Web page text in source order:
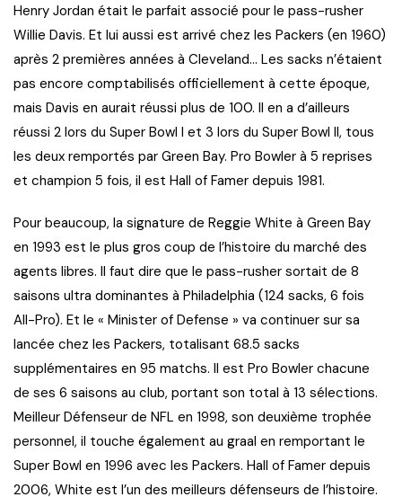
Henry Jordan était le parfait associé pour le pass-rusher
Willie Davis. Et lui aussi est arrivé chez les Packers (en 1960)
après 2 premières années à Cleveland… Les sacks n’étaient
pas encore comptabilisés officiellement à cette époque,
mais Davis en aurait réussi plus de 100. Il en a d’ailleurs
réussi 2 lors du Super Bowl I et 3 lors du Super Bowl II, tous
les deux remportés par Green Bay. Pro Bowler à 5 reprises
et champion 5 fois, il est Hall of Famer depuis 1981.
Pour beaucoup, la signature de Reggie White à Green Bay
en 1993 est le plus gros coup de l’histoire du marché des
agents libres. Il faut dire que le pass-rusher sortait de 8
saisons ultra dominantes à Philadelphia (124 sacks, 6 fois
All-Pro). Et le « Minister of Defense » va continuer sur sa
lancée chez les Packers, totalisant 68.5 sacks
supplémentaires en 95 matchs. Il est Pro Bowler chacune
de ses 6 saisons au club, portant son total à 13 sélections.
Meilleur Défenseur de NFL en 1998, son deuxième trophée
personnel, il touche également au graal en remportant le
Super Bowl en 1996 avec les Packers. Hall of Famer depuis
2006, White est l’un des meilleurs défenseurs de l’histoire.